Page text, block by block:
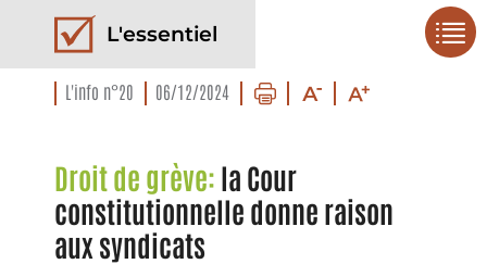
L'essentiel
L'info n°20 06/12/2024
Droit de grève: la Cour
constitutionnelle donne raison
aux syndicats